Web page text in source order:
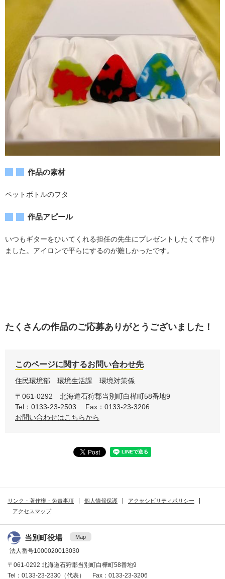
作品の素材
ペットボトルのフタ
作品アピール
いつもギターをひいてくれる担任の先生にプレゼントしたくて作り
ました。アイロンで平らにするのが難しかったです。
たくさんの作品のご応募ありがとうございました！
このページに関するお問い合わせ先
住民環境部 環境生活課
環境対策係
〒061-0292
北海道石狩郡当別町白樺町58番地9
Tel：0133-23-2503
Fax：0133-23-3206
お問い合わせはこちらから
リンク・著作権・免責事項 個人情報保護
アクセシビリティポリシー
アクセスマップ
当別町役場 Map
法人番号1000020013030
〒061-0292 北海道石狩郡当別町白樺町58番地9
Tel：0133-23-2330（代表） Fax：0133-23-3206